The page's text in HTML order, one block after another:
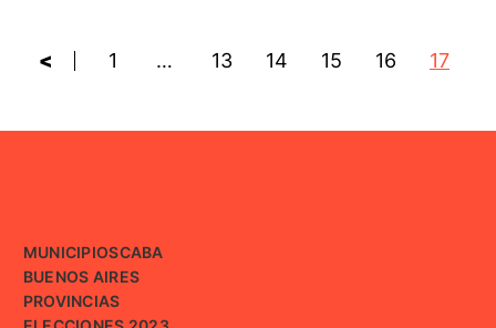
< 1 … 13 14 15 16 17
MUNICIPIOSCABA
BUENOS AIRES
PROVINCIAS